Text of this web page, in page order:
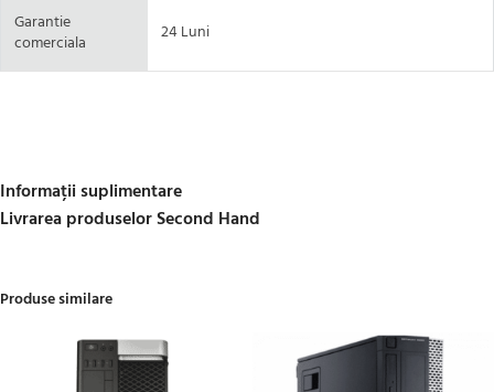
Garantie
comerciala
24 Luni
Informații suplimentare
Livrarea produselor Second Hand
Produse similare